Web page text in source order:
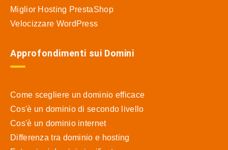
Miglior Hosting PrestaShop
Velocizzare WordPress
Approfondimenti sui Domini
Come scegliere un dominio efficace
Cos'è un dominio di secondo livello
Cos'è un dominio internet
Differenza tra dominio e hosting